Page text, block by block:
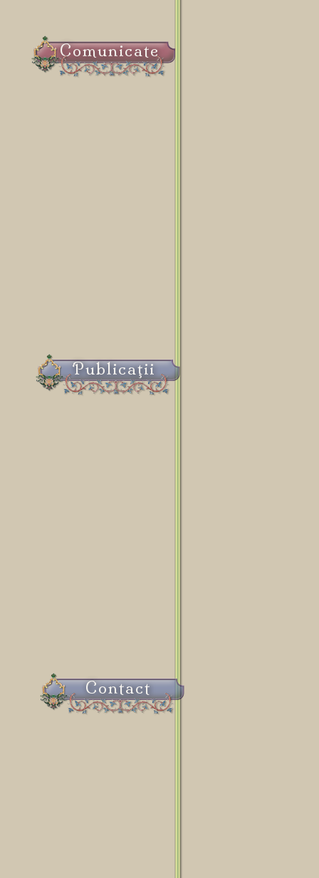
Comunicate
Publicaţii
Contact